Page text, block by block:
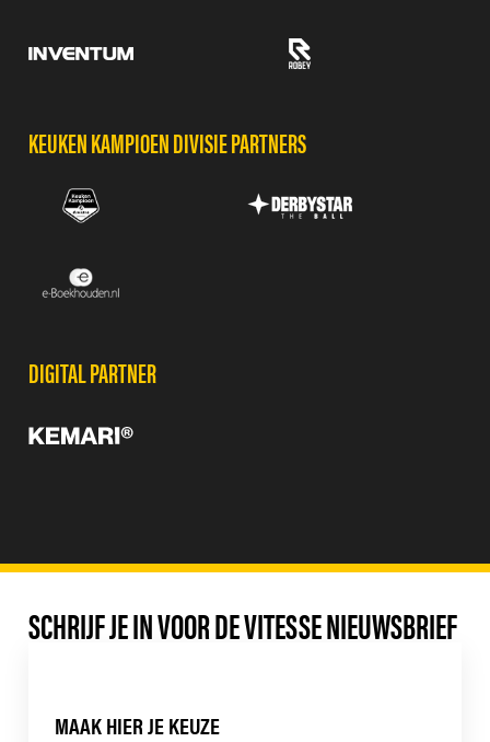
KEUKEN KAMPIOEN DIVISIE PARTNERS
DIGITAL PARTNER
SCHRIJF JE IN VOOR DE VITESSE NIEUWSBRIEF
MAAK HIER JE KEUZE